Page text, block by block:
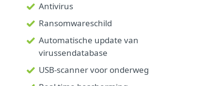
Antivirus
Ransomwareschild
Automatische update van
virussendatabase
USB-scanner voor onderweg